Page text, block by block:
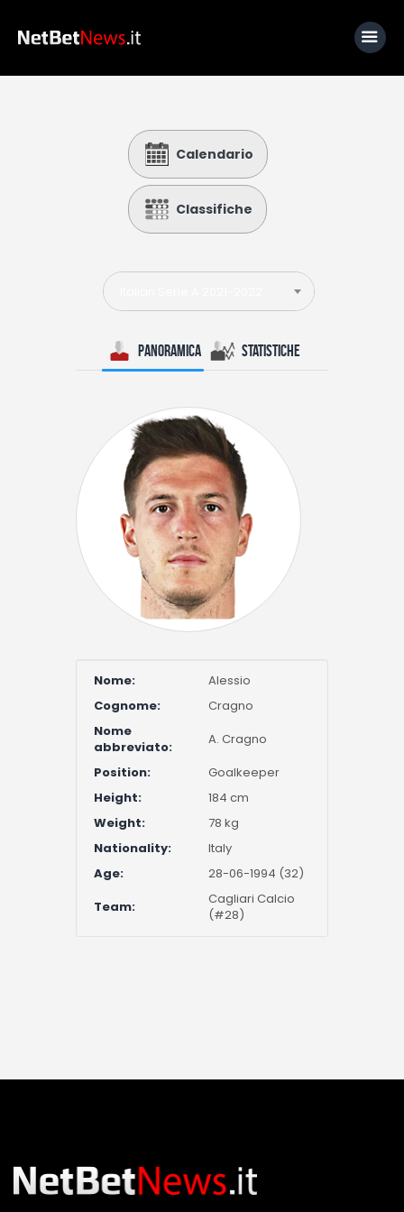
Calcio
Basket
Tennis
Lo Sapevi Che
I consigli di Giulia
Calendario
Classifiche
Panoramica Statistiche
Nome:
Alessio
Cognome:
Cragno
Nome
abbreviato:
A. Cragno
Position:
Goalkeeper
Height:
184 cm
Weight:
78 kg
Nationality:
Italy
Age:
28-06-1994 (32)
Team:
Cagliari Calcio
(#28)